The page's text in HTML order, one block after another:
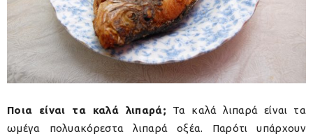
Ποια είναι τα καλά λιπαρά; Τα καλά λιπαρά είναι τα
ωμέγα πολυακόρεστα λιπαρά οξέα. Παρότι υπάρχουν